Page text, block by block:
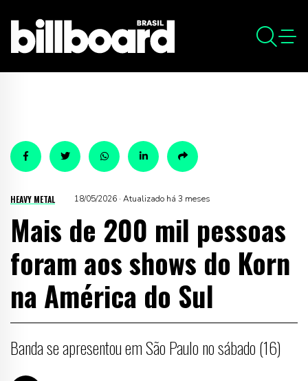
HEAVY METAL 18/05/2026 · Atualizado há 3 meses
Mais de 200 mil pessoas
foram aos shows do Korn
na América do Sul
Banda se apresentou em São Paulo no sábado (16)